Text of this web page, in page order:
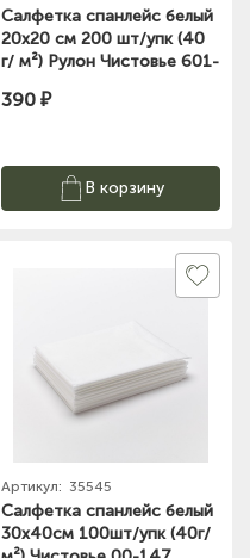
Салфетка спанлейс белый
20х20 см 200 шт/упк (40
г/ м²) Рулон Чистовье 601-
390 ₽
В корзину
Артикул: 35545
Салфетка спанлейс белый
30х40см 100шт/упк (40г/